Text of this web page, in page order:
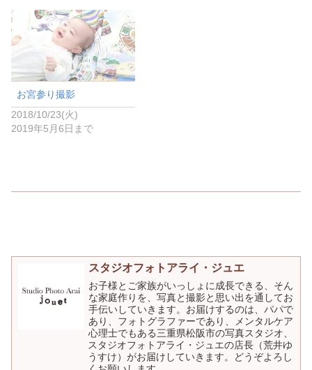
ン
ド
ウ
で
開
き
ま
す
)
お宮参り撮影
2018/10/23(火)
2019年5月6日まで
スタジオフォトアライ・ジュエ
お子様とご家族がいっしょに成長できる、そん
な家庭作りを、写真と撮影と思い出を通してお
手伝いしていきます。お届けするのは、パパで
あり、フォトグラファーであり、メンタルケア
心理士でもある三重県松阪市の写真スタジオ、
スタジオフォトアライ・ジュエの店長（荒井ゆ
うすけ）がお届けしていきます。どうぞよろし